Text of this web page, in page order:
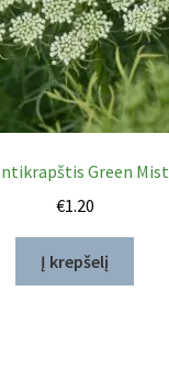
Green Mist
€1.20
Į krepšelį